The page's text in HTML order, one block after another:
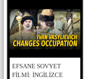
EFSANE SOVYET
FİLMİ: İNGİLİZCE